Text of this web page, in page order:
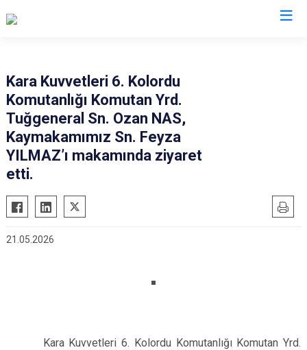
Aladağ
Ceyhan
Feke
İmamoğlu
Karaisalı
Karataş
Kozan
Saimbeyli
Seyhan
Tufanbeyli
Kara Kuvvetleri 6. Kolordu
Komutanlığı Komutan Yrd.
Tuğgeneral Sn. Ozan NAS,
Kaymakamımız Sn. Feyza
YILMAZ’ı makamında ziyaret
etti.
21.05.2026
Kara Kuvvetleri 6. Kolordu Komutanlığı Komutan Yrd.